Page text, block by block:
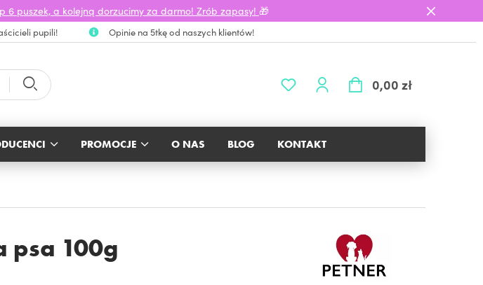
6 puszek, a kolejną dorzucimy za darmo! Zrób zapasy! 🎁
pupili! Opinie na 5tkę od naszych klientów!
0,00 zł
BLOG
PROMOCJE O NAS KONTAKT
psa 100g